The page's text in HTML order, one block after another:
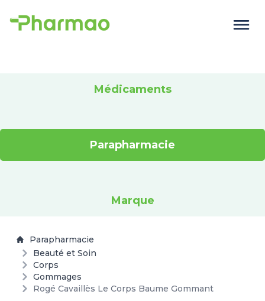
Médicaments
Parapharmacie
Marque
Parapharmacie
Beauté et Soin
Corps
Gommages
Rogé Cavaillès Le Corps Baume Gommant